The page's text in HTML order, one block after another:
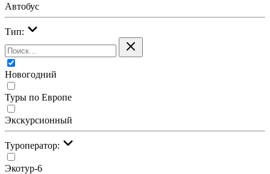
Автобус
Тип:
Новогодний
Туры по Европе
Экскурсионный
Туроператор:
Экотур-6